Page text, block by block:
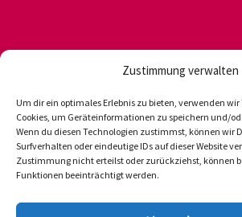
Zustimmung verwalten
Um dir ein optimales Erlebnis zu bieten, verwenden
Cookies, um Geräteinformationen zu speichern und/
Wenn du diesen Technologien zustimmst, können wir
Surfverhalten oder eindeutige IDs auf dieser Website
Zustimmung nicht erteilst oder zurückziehst, können
Funktionen beeinträchtigt werden.
DVGS E.V.-GESCHÄFTSSTELLE
Newsletter Datenschutz